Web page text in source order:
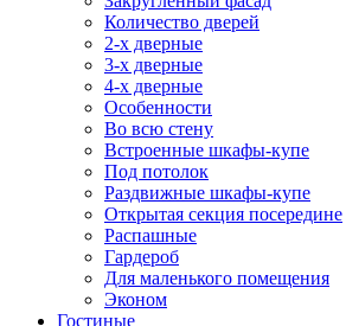
Количество дверей
2-х дверные
3-х дверные
4-х дверные
Особенности
Во всю стену
Встроенные шкафы-купе
Под потолок
Раздвижные шкафы-купе
Открытая секция посередине
Распашные
Гардероб
Для маленького помещения
Эконом
Гостиные